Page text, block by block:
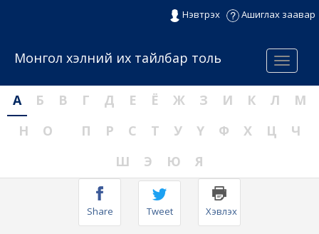
Нэвтрэх Ашиглах заавар
Menu
Монгол хэлний их тайлбар толь
А Б В Г Д Е Ё Ж З И К Л
М
Н
О П Р С Т У Ү Ф Х Ц
Ч
Ш
Э Ю Я
Share Tweet Хэвлэх